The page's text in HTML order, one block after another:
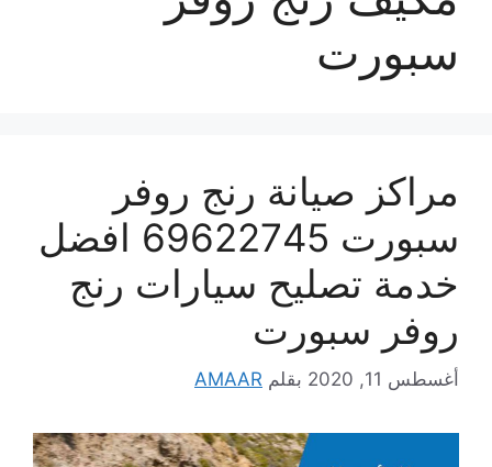
سبورت
مراكز صيانة رنج روفر
سبورت 69622745 افضل
خدمة تصليح سيارات رنج
روفر سبورت
أغسطس 11, 2020 بقلم AMAAR